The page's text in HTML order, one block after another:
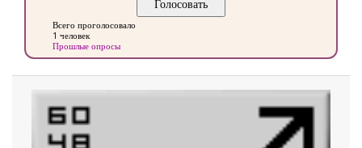
Всего проголосовало
1 человек
Прошлые опросы